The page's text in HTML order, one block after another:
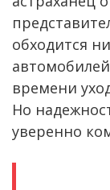
обходится
времени
Но
уверенно